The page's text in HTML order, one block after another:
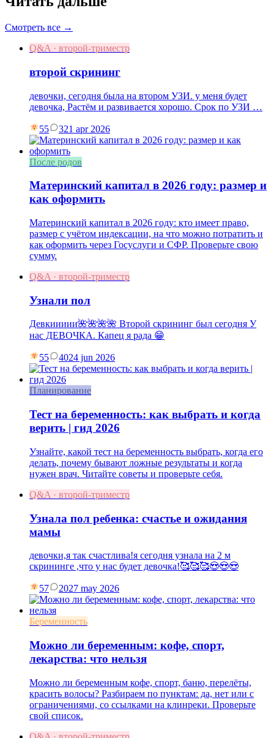
Смотреть все →
Q&A · второй-триместр
второй скрининг
девочки, сегодня была на втором УЗИ. у меня будет
девочка, Растём и развивается хорошо. Срок по УЗИ …
55 321 apr 2026
После родов
Материнский капитал в 2026 году: размер и
как оформить
Материнский капитал в 2026 году: кто имеет право,
размер с учётом индексации, на что можно потратить и
как оформить через Госуслуги и СФР. Проверьте свою
сумму.
Q&A · второй-триместр
Узнали пол
Девкиииии🌺🌺🌺🌺 Второй скрининг был сегодня У
нас ДЕВОЧКА. Капец я рада 😁
55 4024 jun 2026
Планирование
Тест на беременность: как выбрать и когда
верить | гид 2026
Узнайте, какой тест на беременность выбрать, когда его
делать, почему бывают ложные результаты и когда
нужен врач. Читайте советы и проверьте себя.
Q&A · второй-триместр
Узнала пол ребенка: счастье и ожидания
мамы
девочки,я так счастлива!я сегодня узнала на 2 м
скрининге ,что у нас будет девочка!🥰🥰🥰😍😍😍
57 2027 may 2026
Беременность
Можно ли беременным: кофе, спорт,
лекарства: что нельзя
Можно ли беременным кофе, спорт, баню, перелёты,
красить волосы? Разбираем по пунктам: да, нет или с
ограничениями, со ссылками на клинреки. Проверьте
свой список.